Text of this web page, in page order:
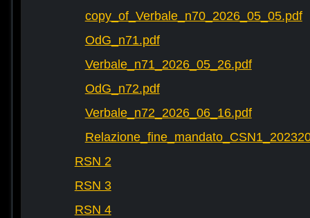
copy_of_Verbale_n70_2026_05_05.pdf
OdG_n71.pdf
Verbale_n71_2026_05_26.pdf
OdG_n72.pdf
Verbale_n72_2026_06_16.pdf
RSN 2
RSN 3
RSN 4